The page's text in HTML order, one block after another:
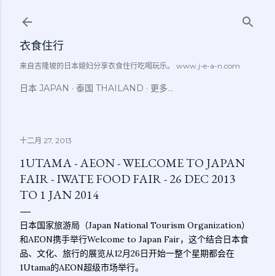
衣食住行
来自吉隆坡的日本媳妇分享衣食住行吃喝玩乐。 www.j-e-a-n.com
日本 JAPAN 泰国 THAILAND 更多…
十二月 27, 2013
1UTAMA - AEON - WELCOME TO JAPAN
FAIR - IWATE FOOD FAIR - 26 DEC 2013
TO 1 JAN 2014
日本国家旅游局（Japan National Tourism Organization）
和AEON携手举行Welcome to Japan Fair， 这个结合日本食
品、文化、旅行的展览从12月26日开始一整个星期都会在
1Utama的AEON超级市场举行。